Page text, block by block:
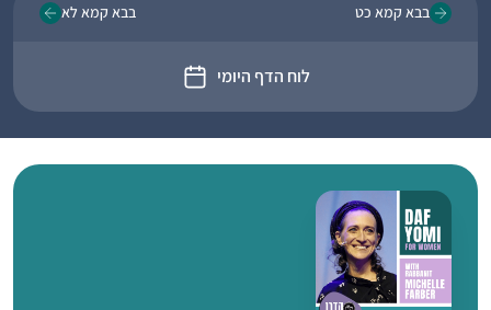
בבא קמא כט
לוח הדף היומי
בבא קמא לא